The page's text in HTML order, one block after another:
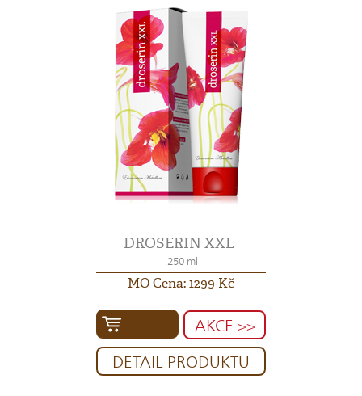
DROSERIN XXL
250 ml
MO Cena: 1299 Kč
AKCE >>
DETAIL PRODUKTU